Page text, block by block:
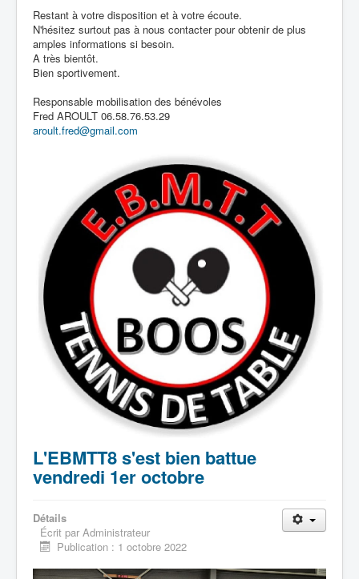
Restant à votre disposition et à votre écoute.
N'hésitez surtout pas à nous contacter pour obtenir de plus
amples informations si besoin.
A très bientôt.
Bien sportivement.
Responsable mobilisation des bénévoles
Fred AROULT 06.58.76.53.29
aroult.fred@gmail.com
L'EBMTT8 s'est bien battue
vendredi 1er octobre
Détails
Écrit par Administrateur
Publication : 1 octobre 2022